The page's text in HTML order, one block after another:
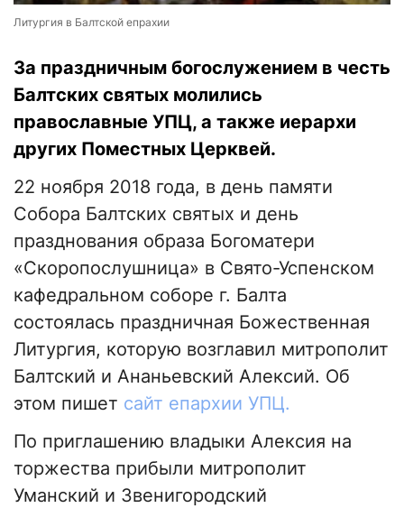
Литургия в Балтской епрахии
За праздничным богослужением в честь
Балтских святых молились
православные УПЦ, а также иерархи
других Поместных Церквей.
22 ноября 2018 года, в день памяти
Собора Балтских святых и день
празднования образа Богоматери
«Скоропослушница» в Свято-Успенском
кафедральном соборе г. Балта
состоялась праздничная Божественная
Литургия, которую возглавил митрополит
Балтский и Ананьевский Алексий. Об
этом пишет сайт епархии УПЦ.
По приглашению владыки Алексия на
торжества прибыли митрополит
Уманский и Звенигородский